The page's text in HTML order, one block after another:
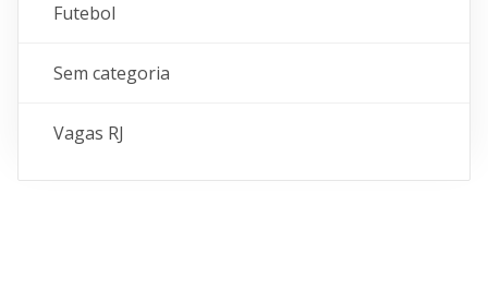
Futebol
Sem categoria
Vagas RJ